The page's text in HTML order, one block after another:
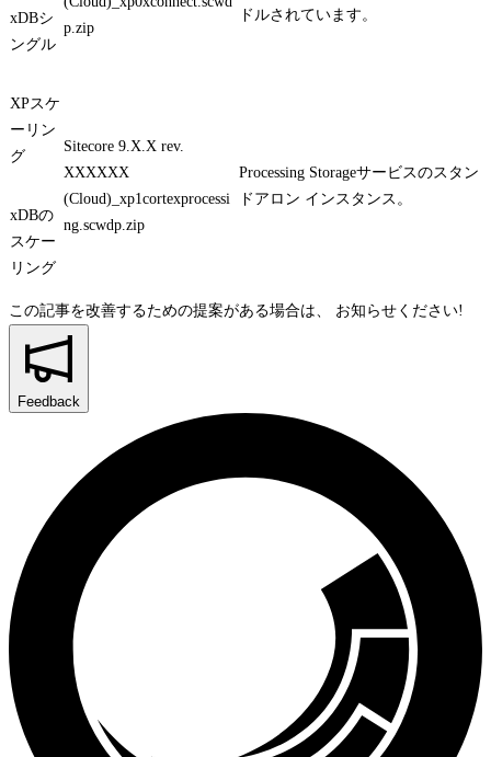
p.zip
ドルされています。
xDBシ
ングル
XPスケ
ーリン
グ
Sitecore 9.X.X rev.
XXXXXX
(Cloud)_xp1cortexprocessi
ng.scwdp.zip
Processing Storageサービスのスタン
ドアロン インスタンス。
xDBの
スケー
リング
この記事を改善するための提案がある場合は、 お知らせください!
Feedback